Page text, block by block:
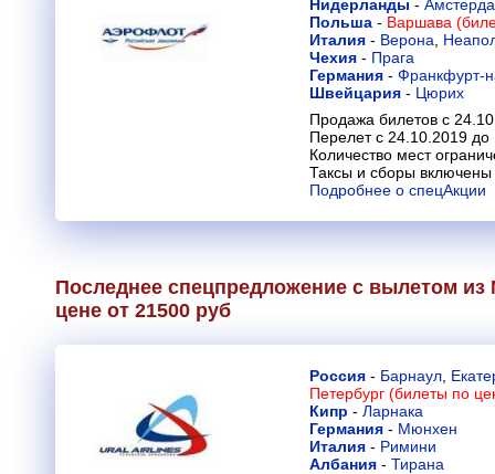
Нидерланды -
Польша - Варшава
Италия - Верона
Чехия - Прага
Германия - Франкфурт-
Швейцария - Цюрих
Продажа билетов с
Перелет с 24.10.2019 до
Количество мест
Таксы и сборы включены
Подробнее о спецАкции
Последнее спецпредложение с вылетом
цене от 21500 руб
Россия - Барнаул
Петербург (билеты по
Кипр - Ларнака
Германия - Мюнхен
Италия - Римини
Албания - Тирана